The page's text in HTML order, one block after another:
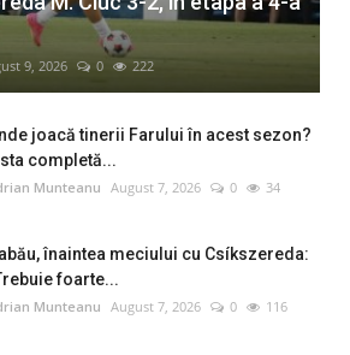
9, 2026 0 222
joacă tinerii Farului în acest sezon?
completă...
Munteanu August 7, 2026 0 34
înaintea meciului cu Csíkszereda:
foarte...
Munteanu August 7, 2026 0 116